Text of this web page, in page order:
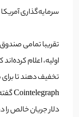
سرمایه‌گذاری
تقریبا تمامی
اولیه، اعلام
تخفیف دهند تا
دلار جریان خالص را